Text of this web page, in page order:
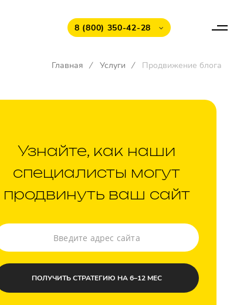
8 (800) 350-42-28
Главная / Услуги / Продвижение блога
Узнайте, как наши
специалисты могут
продвинуть ваш сайт
ПОЛУЧИТЬ СТРАТЕГИЮ НА 6–12 МЕС